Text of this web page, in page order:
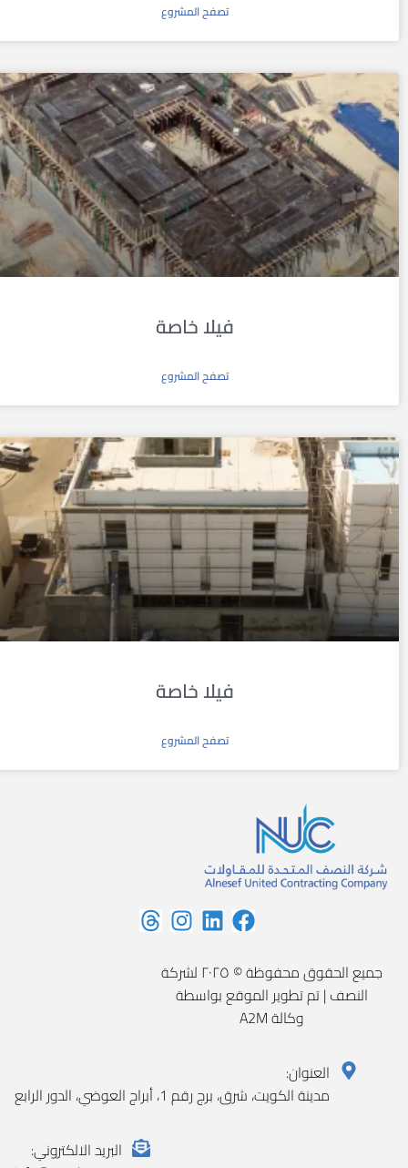
تصفح المشروع
فيلا خاصة
تصفح المشروع
فيلا خاصة
تصفح المشروع
جميع الحقوق محفوظة © ٢٠٢٥ لشركة
النصف | تم تطوير الموقع بواسطة
وكالة A2M
العنوان:
مدينة الكويت، شرق، برج رقم 1، أبراج العوضي، الدور الرابع
البريد الالكتروني: